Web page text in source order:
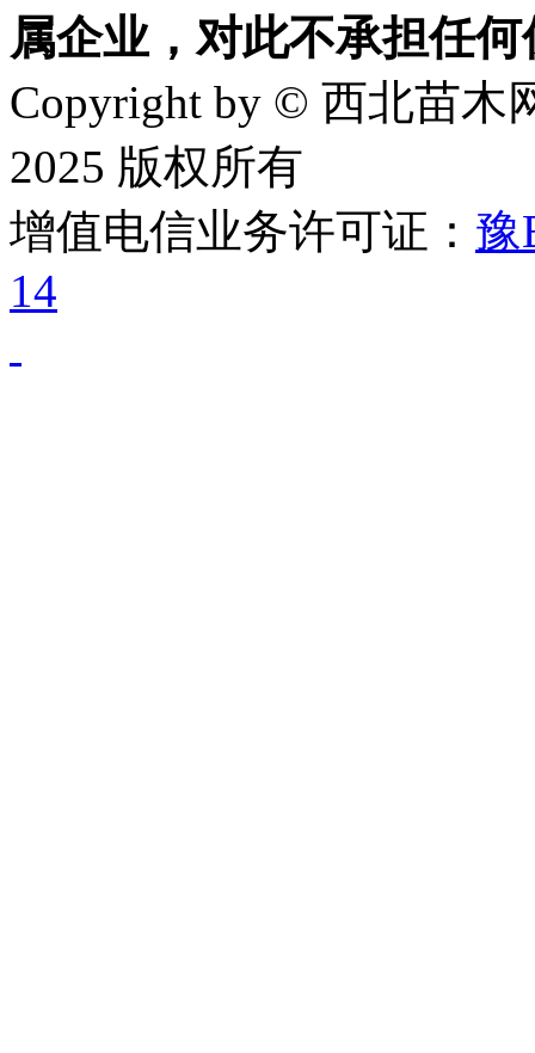
属企业，对此不承担任
Copyright by © 西北苗木
2025 版权所有
增值电信业务许可证： 豫
14